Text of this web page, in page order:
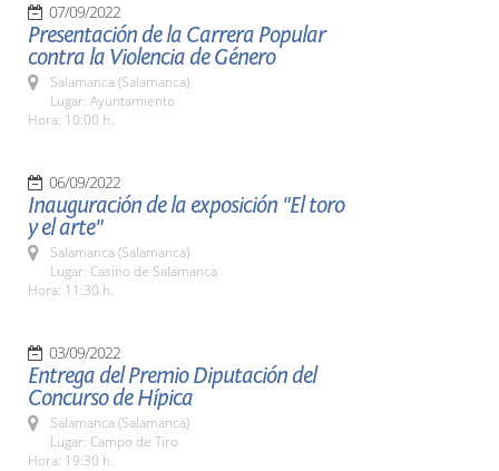
07/09/2022
Presentación de la Carrera Popular
contra la Violencia de Género
Salamanca (Salamanca)
Lugar: Ayuntamiento
Hora: 10:00 h.
06/09/2022
Inauguración de la exposición "El toro
y el arte"
Salamanca (Salamanca)
Lugar: Casino de Salamanca
Hora: 11:30 h.
03/09/2022
Entrega del Premio Diputación del
Concurso de Hípica
Salamanca (Salamanca)
Lugar: Campo de Tiro
Hora: 19:30 h.